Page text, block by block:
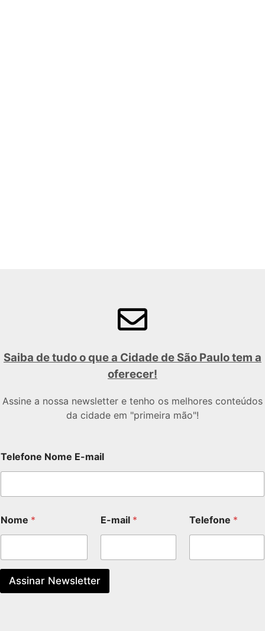
Saiba de tudo o que a Cidade de São Paulo tem a
oferecer!
Assine a nossa newsletter e tenho os melhores conteúdos
da cidade em "primeira mão"!
Telefone Nome E-mail
Nome * E-mail * Telefone *
Assinar Newsletter